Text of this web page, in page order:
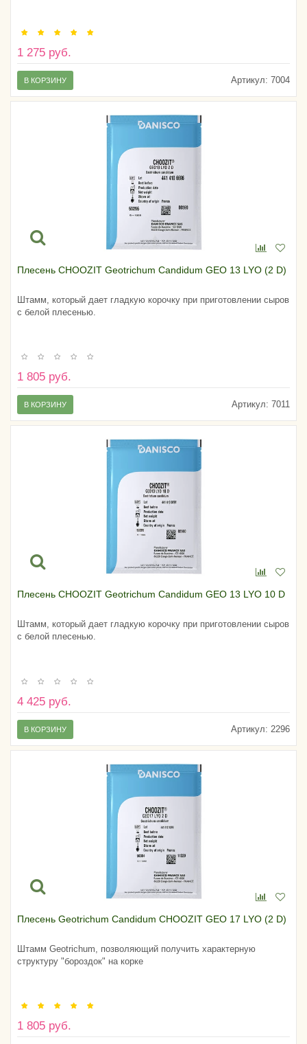
1 275 руб.
Артикул: 7004
В КОРЗИНУ
Плесень CHOOZIT Geotrichum Candidum GEO 13 LYO (2 D)
Штамм, который дает гладкую корочку при приготовлении сыров
с белой плесенью.
1 805 руб.
Артикул: 7011
В КОРЗИНУ
Плесень CHOOZIT Geotrichum Candidum GEO 13 LYO 10 D
Штамм, который дает гладкую корочку при приготовлении сыров
с белой плесенью.
4 425 руб.
Артикул: 2296
В КОРЗИНУ
Плесень Geotrichum Candidum CHOOZIT GEO 17 LYO (2 D)
Штамм Geotrichum, позволяющий получить характерную
структуру "бороздок" на корке
1 805 руб.